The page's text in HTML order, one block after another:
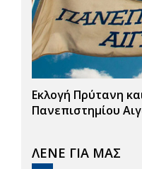
Εκλογή Πρύτανη
Πανεπιστημίου
ΛΕΝΕ ΓΙΑ ΜΑΣ